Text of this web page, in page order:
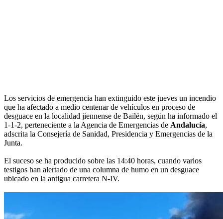
Los servicios de emergencia han extinguido este jueves un incendio
que ha afectado a medio centenar de vehículos en proceso de
desguace en la localidad jiennense de Bailén, según ha informado el
1-1-2, perteneciente a la Agencia de Emergencias de Andalucía,
adscrita la Consejería de Sanidad, Presidencia y Emergencias de la
Junta.
El suceso se ha producido sobre las 14:40 horas, cuando varios
testigos han alertado de una columna de humo en un desguace
ubicado en la antigua carretera N-IV.